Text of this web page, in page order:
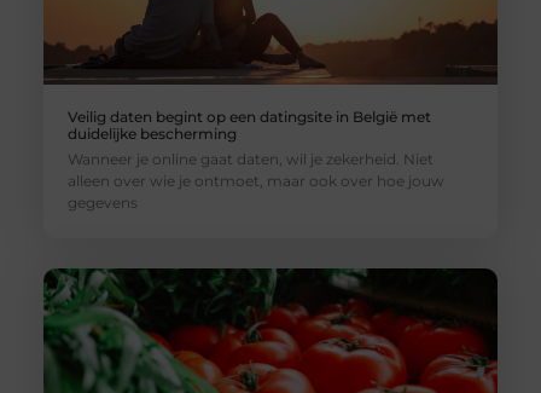
Veilig daten begint op een datingsite in België met
duidelijke bescherming
Wanneer je online gaat daten, wil je zekerheid. Niet
alleen over wie je ontmoet, maar ook over hoe jouw
gegevens